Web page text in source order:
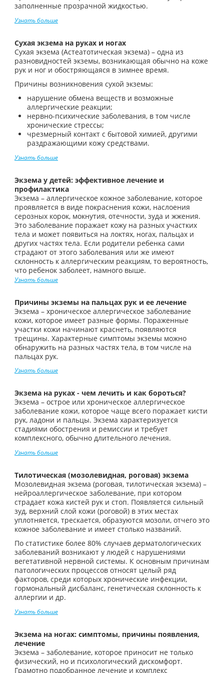
заполненные прозрачной жидкостью.
Узнать больше
Сухая экзема на руках и ногах
Сухая экзема (Астеатотическая экзема) – одна из
разновидностей экземы, возникающая обычно на коже
рук и ног и обостряющаяся в зимнее время.
Причины возникновения сухой экземы:
нарушение обмена веществ и возможные
аллергические реакции;
нервно-психические заболевания, в том числе
хронические стрессы;
чрезмерный контакт с бытовой химией, другими
раздражающими кожу средствами.
Узнать больше
Экзема у детей: эффективное лечение и
профилактика
Экзема – аллергическое кожное заболевание, которое
проявляется в виде покраснения кожи, наслоения
серозных корок, мокнутия, отечности, зуда и жжения.
Это заболевание поражает кожу на разных участких
тела и может появиться на локтях, ногах, пальцах и
других частях тела. Если родители ребенка сами
страдают от этого заболевания или же имеют
склонность к аллергическим реакциям, то вероятность,
что ребенок заболеет, намного выше.
Узнать больше
Причины экземы на пальцах рук и ее лечение
Экзема – хроническое аллергическое заболевание
кожи, которое имеет разные формы. Пораженные
участки кожи начинают краснеть, появляются
трещины. Характерные симптомы экземы можно
обнаружить на разных частях тела, в том числе на
пальцах рук.
Узнать больше
Экзема на руках - чем лечить и как бороться?
Экзема – острое или хроническое аллергическое
заболевание кожи, которое чаще всего поражает кисти
рук, ладони и пальцы. Экзема характеризуется
стадиями обострения и ремиссии и требует
комплексного, обычно длительного лечения.
Узнать больше
Тилотическая (мозолевидная, роговая) экзема
Мозолевидная экзема (роговая, тилотическая экзема) –
нейроаллергическое заболевание, при котором
страдает кожа кистей рук и стоп. Появляется сильный
зуд, верхний слой кожи (роговой) в этих местах
уплотняется, трескается, образуются мозоли, отчего это
кожное заболевание и имеет столько названий.
По статистике более 80% случаев дерматологических
заболеваний возникают у людей с нарушениями
вегетативной нервной системы. К основным причинам
патологических процессов относят целый ряд
факторов, среди которых хронические инфекции,
гормональный дисбаланс, генетическая склонность к
аллергии и др.
Узнать больше
Экзема на ногах: симптомы, причины появления,
лечение
Экзема – заболевание, которое приносит не только
физический, но и психологический дискомфорт.
Грамотно подобранное лечение и комплекс